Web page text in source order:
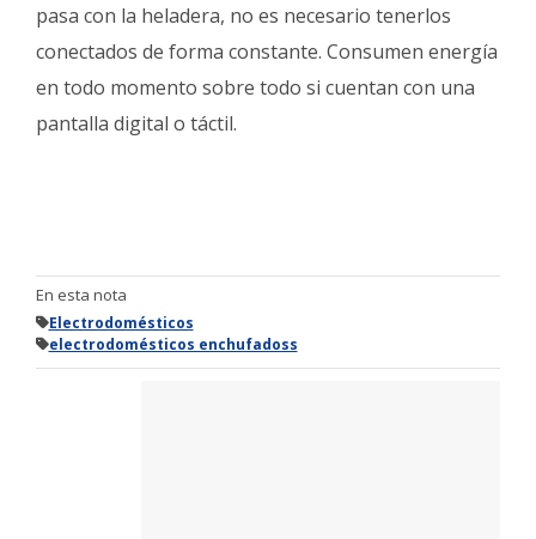
pasa con la heladera, no es necesario tenerlos
conectados de forma constante. Consumen energía
en todo momento sobre todo si cuentan con una
pantalla digital o táctil.
En esta nota
Electrodomésticos
electrodomésticos enchufadoss